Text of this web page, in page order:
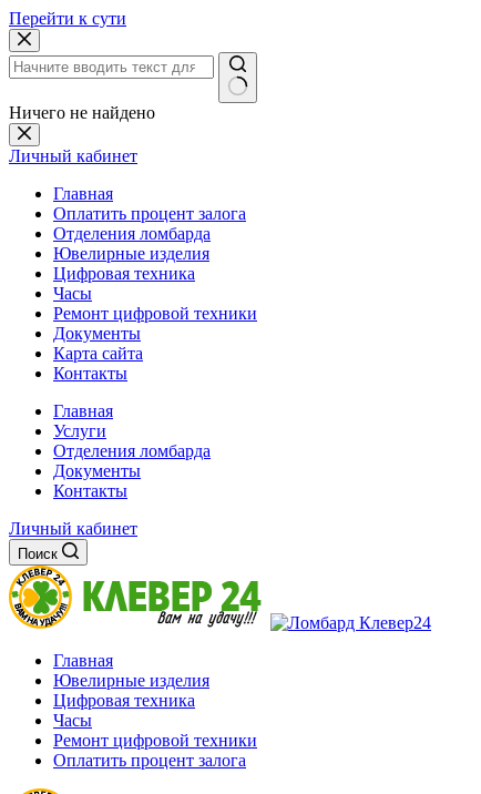
Перейти к сути
Ничего не найдено
Личный кабинет
Главная
Оплатить процент залога
Отделения ломбарда
Ювелирные изделия
Цифровая техника
Часы
Ремонт цифровой техники
Документы
Карта сайта
Контакты
Главная
Услуги
Отделения ломбарда
Документы
Контакты
Личный кабинет
Поиск
Главная
Ювелирные изделия
Цифровая техника
Часы
Ремонт цифровой техники
Оплатить процент залога